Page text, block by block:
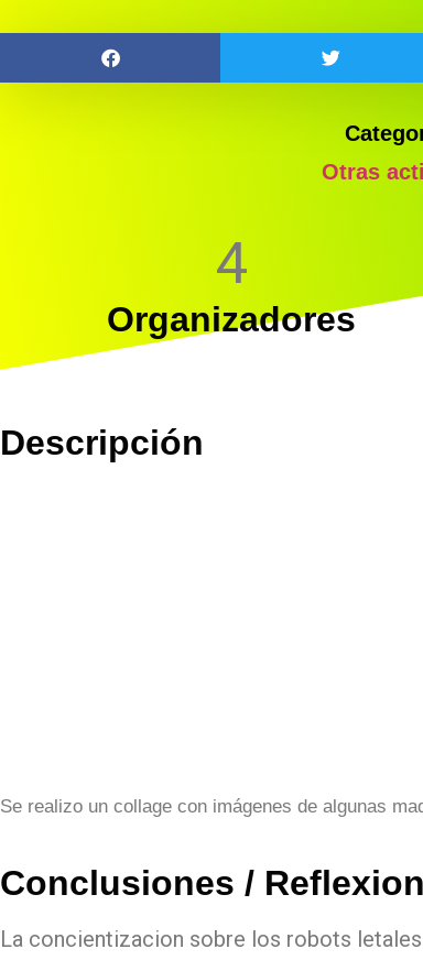
Otras
4
Organizadores
Descripción
Se realizo un collage con imágenes de algunas
Conclusiones /
La concientizacion sobre los robots